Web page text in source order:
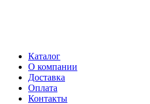
Каталог
О компании
Доставка
Оплата
Контакты